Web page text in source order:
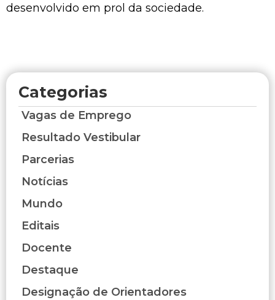
desenvolvido em prol da sociedade.
Categorias
Vagas de Emprego
Resultado Vestibular
Parcerias
Notícias
Mundo
Editais
Docente
Destaque
Designação de Orientadores